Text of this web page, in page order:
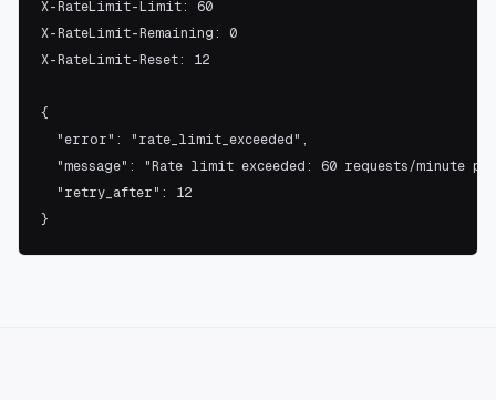
X-RateLimit-Limit: 60
X-RateLimit-Remaining: 0
X-RateLimit-Reset: 12
{
  "error": "rate_limit_exceeded",
"message": "Rate limit exceeded: 60 requests/minute
  "retry_after": 12
}